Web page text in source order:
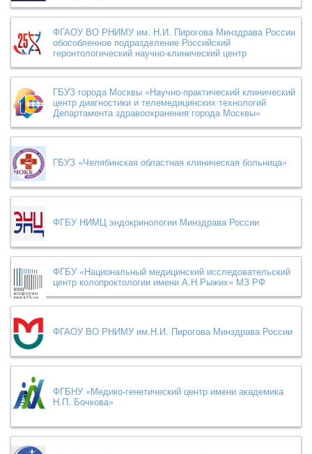
ФГАОУ ВО РНИМУ им. Н.И. Пирогова Минздрава России
обособленное подразделение Российский
геронтологический научно-клинический центр
ГБУЗ города Москвы «Научно-практический клинический
центр диагностики и телемедицинских технологий
Департамента здравоохранения города Москвы»
ГБУЗ «Челябинская областная клиническая больница»
ФГБУ НИМЦ эндокринологии Минздрава России
ФГБУ «Национальный медицинский исследовательский
центр колопроктологии имени А.Н.Рыжих» МЗ РФ
ФГАОУ ВО РНИМУ им.Н.И. Пирогова Минздрава России
ФГБНУ «Медико-генетический центр имени академика
Н.П. Бочкова»